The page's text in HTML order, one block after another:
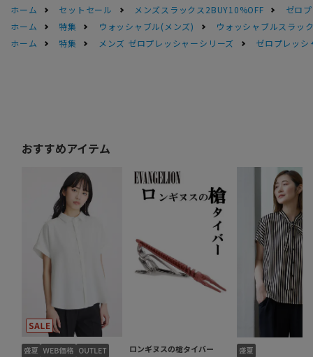
ホーム
セットセール メンズスラックス2BUY10%OFF
ゼロ
ホーム
特集 ウォッシャブル(メンズ)
ウォッシャブルスラッ
ホーム
特集 メンズ ゼロプレッシャーシリーズ ゼロプレッシ